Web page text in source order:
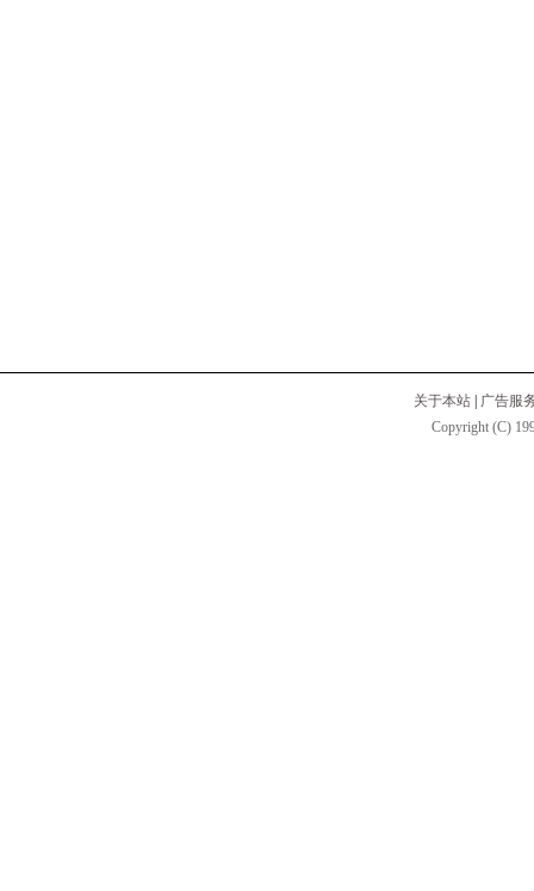
关于本站
广告服
Copyright (C)